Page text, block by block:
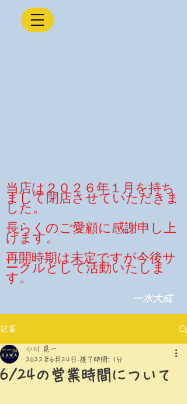
​一水大成
当店は２０２６年１月を持ち
まして閉店させていただきま
した。
長らくのご愛顧に感謝申し上
げます。
​再開時期は未定ですが今後サ
ークルとして活動いたしま
す。
記事
6/24の営業時間について
小川 晃一
2022年6月24日 読了時間: 1分